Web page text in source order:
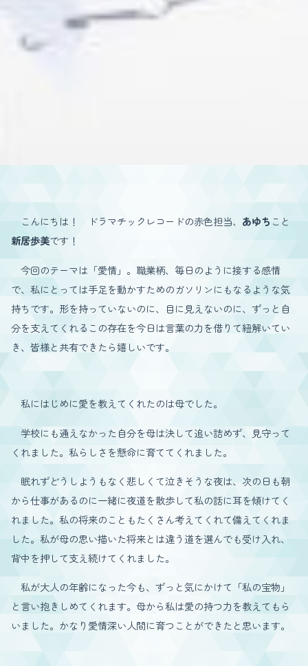
こんにちは！ ドラマチックレコードの赤色担当、 あゆち こと
新居歩美です！
今回のテーマは「愛情」。職業柄、毎日のように接する感情
で、私にとっては手足を動かすためのガソリンにもなるような気
持ちです。形を持っていないのに、目に見えないのに、ずっと自
分を支えてくれるこの存在を今日は言葉の力を借りて紐解いてい
き、皆様と共有できたら嬉しいです。
私にはじめに愛を教えてくれたのは母でした。
学校にも通えなかった自分を母は決して追い詰めず、見守って
くれました。私らしさを懸命に育ててくれました。
眠れずどうしようもなく悲しくて泣きそうな夜は、次の日も朝
から仕事があるのに一緒に夜道を散歩して私の話に耳を傾けてく
れました。私の将来のこともたくさん考えてくれて備えてくれま
した。私が母の思い描いた将来とは違う道を選んでも受け入れ、
背中を押して支え続けてくれました。
私が大人の年齢になった今も、ずっと気にかけて「私の宝物」
と言い抱きしめてくれます。母から私は愛の持つ力を教えてもら
いました。かなり愛情深い人間に育つことができたと思います。